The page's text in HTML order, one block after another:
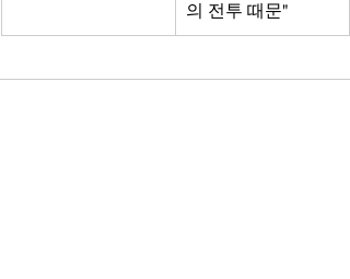
의 전투 때문"